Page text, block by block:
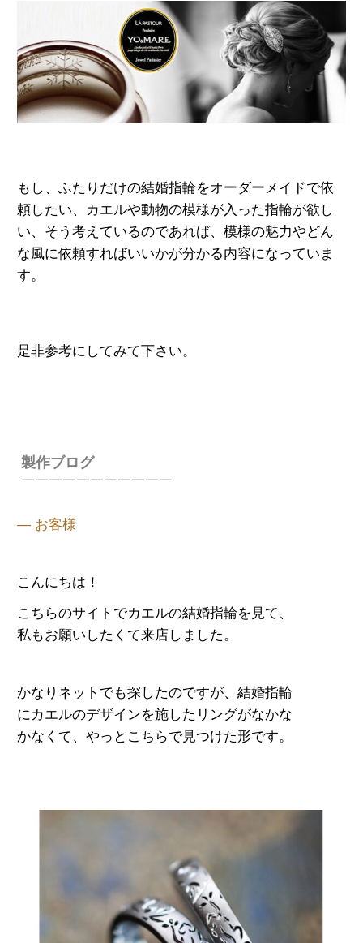
もし、ふたりだけの結婚指輪をオーダーメイドで依
頼したい、カエルや動物の模様が入った指輪が欲し
い、そう考えているのであれば、模様の魅力やどん
な風に依頼すればいいかが分かる内容になっていま
す。
是非参考にしてみて下さい。
製作ブログ
￣￣￣￣￣￣￣￣￣￣￣
— お客様
こんにちは！
こちらのサイトでカエルの結婚指輪を見て、
私もお願いしたくて来店しました。
かなりネットでも探したのですが、結婚指輪
にカエルのデザインを施したリングがなかな
かなくて、やっとこちらで見つけた形です。